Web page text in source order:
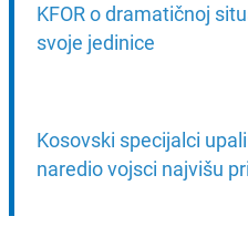
KFOR o dramatičnoj
svoje jedinice
Kosovski specijalci
naredio vojsci najvišu